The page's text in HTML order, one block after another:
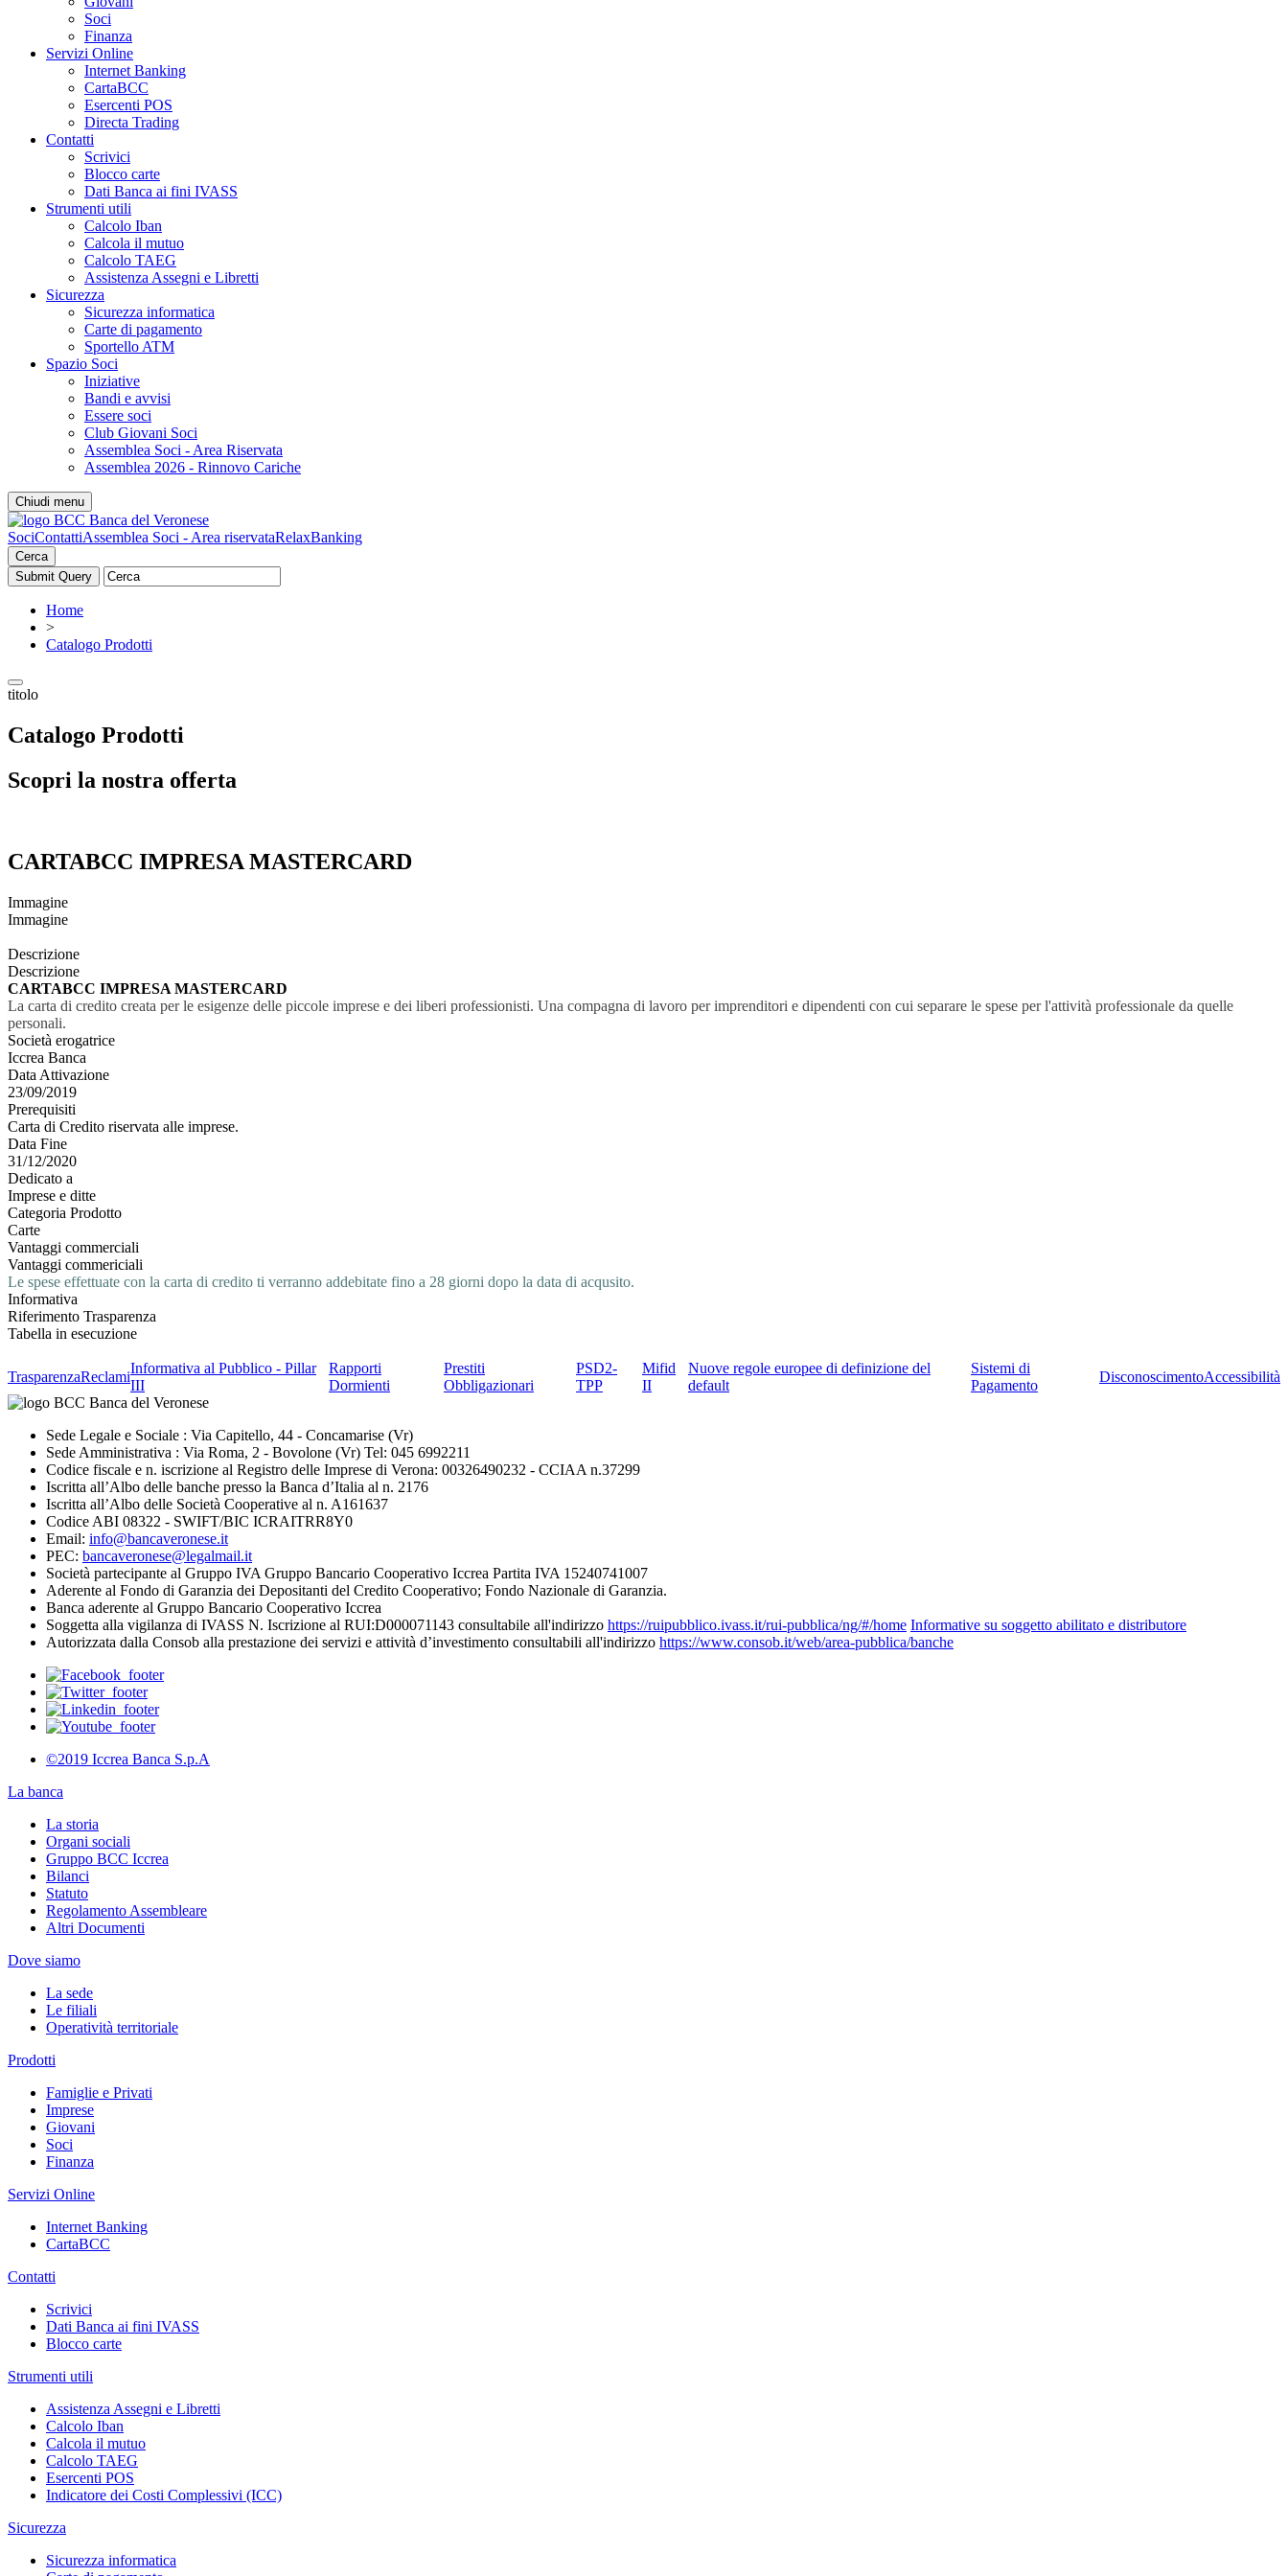
Soci
Finanza
Servizi Online
Internet Banking
CartaBCC
Esercenti POS
Directa Trading
Contatti
Scrivici
Blocco carte
Dati Banca ai fini IVASS
Strumenti utili
Calcolo Iban
Calcola il mutuo
Calcolo TAEG
Assistenza Assegni e Libretti
Sicurezza
Sicurezza informatica
Carte di pagamento
Sportello ATM
Spazio Soci
Iniziative
Bandi e avvisi
Essere soci
Club Giovani Soci
Assemblea Soci - Area Riservata
Assemblea 2026 - Rinnovo Cariche
Chiudi menu
SociContattiAssemblea Soci - Area riservataRelaxBanking
Cerca
Home
>
Catalogo Prodotti
titolo
Catalogo Prodotti
Scopri la nostra offerta
CARTABCC IMPRESA MASTERCARD
Immagine
Immagine
Descrizione
Descrizione
CARTABCC IMPRESA MASTERCARD
La carta di credito creata per le esigenze delle piccole imprese e dei liberi professionisti. Una compagna di lavoro per imprenditori e dipendenti con cui separare le spese per l'attività professionale da quelle
personali.
Società erogatrice
Iccrea Banca
Data Attivazione
23/09/2019
Prerequisiti
Carta di Credito riservata alle imprese.
Data Fine
31/12/2020
Dedicato a
Imprese e ditte
Categoria Prodotto
Carte
Vantaggi commerciali
Vantaggi commericiali
Le spese effettuate con la carta di credito ti verranno addebitate fino a 28 giorni dopo la data di acqusito.
Informativa
Riferimento Trasparenza
Tabella in esecuzione
TrasparenzaReclami
Informativa al Pubblico - Pillar
III
Rapporti
Dormienti
Prestiti
Obbligazionari
PSD2-
TPP
Mifid
II
Nuove regole europee di definizione del
default
Sistemi di
Pagamento
DisconoscimentoAccessibilità
Sede Legale e Sociale : Via Capitello, 44 - Concamarise (Vr)
Sede Amministrativa : Via Roma, 2 - Bovolone (Vr) Tel: 045 6992211
Codice fiscale e n. iscrizione al Registro delle Imprese di Verona: 00326490232 - CCIAA n.37299
Iscritta all’Albo delle banche presso la Banca d’Italia al n. 2176
Iscritta all’Albo delle Società Cooperative al n. A161637
Codice ABI 08322 - SWIFT/BIC ICRAITRR8Y0
Email: info@bancaveronese.it
PEC: bancaveronese@legalmail.it
Società partecipante al Gruppo IVA Gruppo Bancario Cooperativo Iccrea Partita IVA 15240741007
Aderente al Fondo di Garanzia dei Depositanti del Credito Cooperativo; Fondo Nazionale di Garanzia.
Banca aderente al Gruppo Bancario Cooperativo Iccrea
Soggetta alla vigilanza di IVASS N. Iscrizione al RUI:D000071143 consultabile all'indirizzo https://ruipubblico.ivass.it/rui-pubblica/ng/#/home Informative su soggetto abilitato e distributore
Autorizzata dalla Consob alla prestazione dei servizi e attività d’investimento consultabili all'indirizzo https://www.consob.it/web/area-pubblica/banche
©2019 Iccrea Banca S.p.A
La banca
La storia
Organi sociali
Gruppo BCC Iccrea
Bilanci
Statuto
Regolamento Assembleare
Altri Documenti
Dove siamo
La sede
Le filiali
Operatività territoriale
Prodotti
Famiglie e Privati
Imprese
Giovani
Soci
Finanza
Servizi Online
Internet Banking
CartaBCC
Contatti
Scrivici
Dati Banca ai fini IVASS
Blocco carte
Strumenti utili
Assistenza Assegni e Libretti
Calcolo Iban
Calcola il mutuo
Calcolo TAEG
Esercenti POS
Indicatore dei Costi Complessivi (ICC)
Sicurezza
Sicurezza informatica